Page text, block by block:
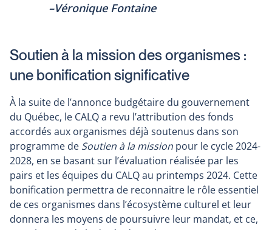
–Véronique Fontaine
Soutien à la mission des organismes :
une bonification significative
À la suite de l’annonce budgétaire du gouvernement
du Québec, le CALQ a revu l’attribution des fonds
accordés aux organismes déjà soutenus dans son
programme de Soutien à la mission pour le cycle 2024-
2028, en se basant sur l’évaluation réalisée par les
pairs et les équipes du CALQ au printemps 2024. Cette
bonification permettra de reconnaitre le rôle essentiel
de ces organismes dans l’écosystème culturel et leur
donnera les moyens de poursuivre leur mandat, et ce,